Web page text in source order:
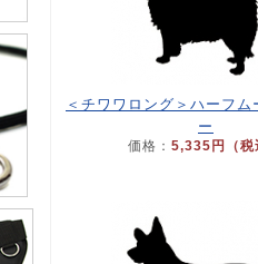
＜チワワロング＞ハーフ
ー
価格： 5,335円（税